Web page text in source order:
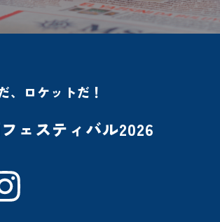
、ロケットだ！
ェスティバル2026